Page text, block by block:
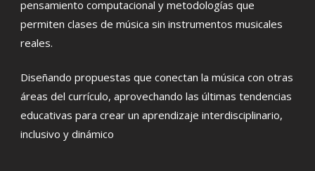
pensamiento computacional y metodologías que
permiten clases de música sin instrumentos musicales
reales.
Diseñando propuestas que conectan la música con otras
áreas del currículo, aprovechando las últimas tendencias
educativas para crear un aprendizaje interdisciplinario,
inclusivo y dinámico